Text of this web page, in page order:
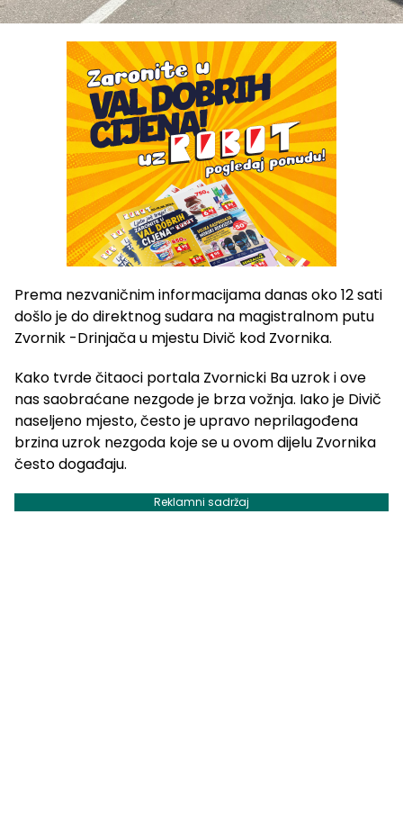
Prema nezvaničnim informacijama danas oko 12 sati
došlo je do direktnog sudara na magistralnom putu
Zvornik -Drinjača u mjestu Divič kod Zvornika.
Kako tvrde čitaoci portala Zvornicki Ba uzrok i ove
nas saobraćane nezgode je brza vožnja. Iako je Divič
naseljeno mjesto, često je upravo neprilagođena
brzina uzrok nezgoda koje se u ovom dijelu Zvornika
često događaju.
Reklamni sadržaj